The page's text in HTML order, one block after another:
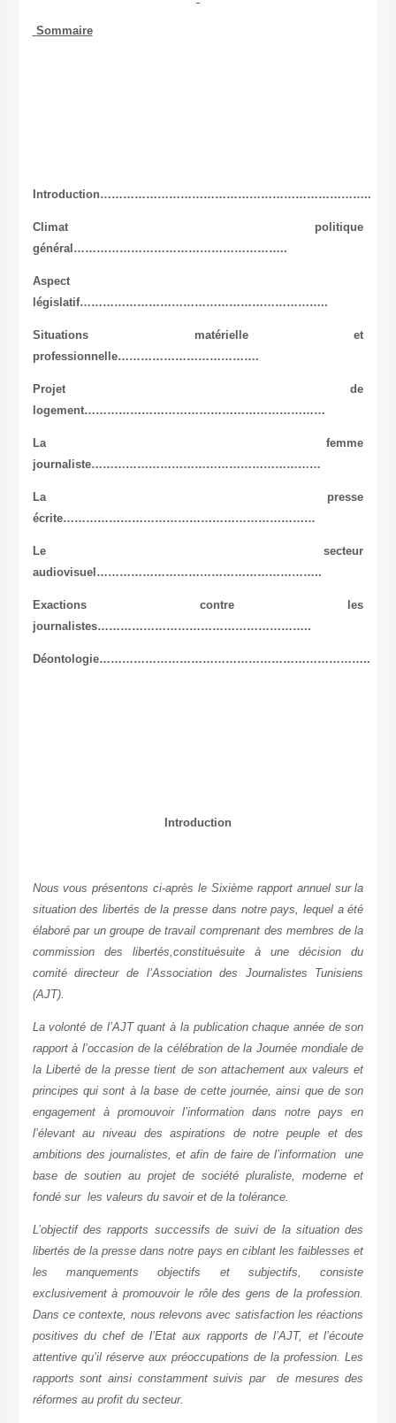
Sommaire
Introduction……………………………………………………………..
Climat politique
général………………………………………………..
Aspect
législatif………………………………………………………..
Situations matérielle et
professionnelle……………………………….
Projet de
logement………………………………………………………
La femme
journaliste……………………………………………………
La presse
écrite…………………………………………………………
Le secteur
audiovisuel…………………………………………………..
Exactions contre les
journalistes………………………………………………..
Déontologie……………………………………………………………..
Introduction
Nous vous présentons ci-après le Sixième rapport annuel sur la
situation des libertés de la presse dans notre pays, lequel a été
élaboré par un groupe de travail comprenant des membres de la
commission des libertés,constituésuite à une décision du
comité directeur de l’Association des Journalistes Tunisiens
(AJT).
La volonté de l’AJT quant à la publication chaque année de son
rapport à l’occasion de la célébration de la Journée mondiale de
la Liberté de la presse tient de son attachement aux valeurs et
principes qui sont à la base de cette journée, ainsi que de son
engagement à promouvoir l’information dans notre pays en
l’élevant au niveau des aspirations de notre peuple et des
ambitions des journalistes, et afin de faire de l’information une
base de soutien au projet de société pluraliste, moderne et
fondé sur les valeurs du savoir et de la tolérance.
L’objectif des rapports successifs de suivi de la situation des
libertés de la presse dans notre pays en ciblant les faiblesses et
les manquements objectifs et subjectifs, consiste
exclusivement à promouvoir le rôle des gens de la profession.
Dans ce contexte, nous relevons avec satisfaction les réactions
positives du chef de l’Etat aux rapports de l’AJT, et l’écoute
attentive qu’il réserve aux préoccupations de la profession. Les
rapports sont ainsi constamment suivis par de mesures des
réformes au profit du secteur.